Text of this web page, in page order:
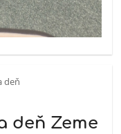
deň Zeme